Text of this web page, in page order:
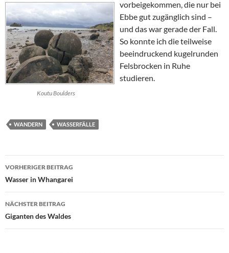
Koutu Boulders
vorbeigekommen, die nur bei
Ebbe gut zugänglich sind –
und das war gerade der Fall.
So konnte ich die teilweise
beeindruckend kugelrunden
Felsbrocken in Ruhe
studieren.
WANDERN WASSERFÄLLE
Beitragsnavigation
VORHERIGER BEITRAG
Wasser in Whangarei
NÄCHSTER BEITRAG
Giganten des Waldes